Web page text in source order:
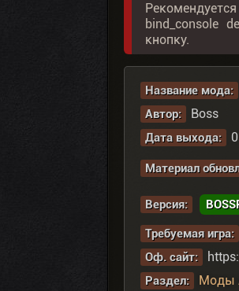
bind_console
кнопку.
Название мода:
Автор: Boss
Дата выхода:
Материал
Версия:
Требуемая игра:
Оф. сайт:
Раздел: Моды